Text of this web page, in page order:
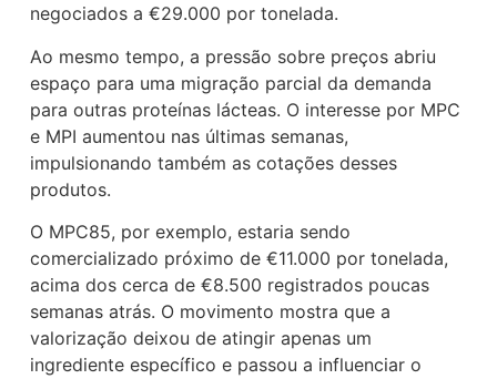
negociados a €29.000 por tonelada.
Ao mesmo tempo, a pressão sobre preços abriu
espaço para uma migração parcial da demanda
para outras proteínas lácteas. O interesse por MPC
e MPI aumentou nas últimas semanas,
impulsionando também as cotações desses
produtos.
O MPC85, por exemplo, estaria sendo
comercializado próximo de €11.000 por tonelada,
acima dos cerca de €8.500 registrados poucas
semanas atrás. O movimento mostra que a
valorização deixou de atingir apenas um
ingrediente específico e passou a influenciar o